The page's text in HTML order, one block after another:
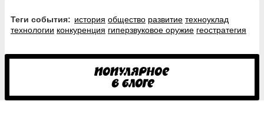
Теги события: история общество развитие техноуклад
технологии конкуренция гиперзвуковое оружие геостратегия